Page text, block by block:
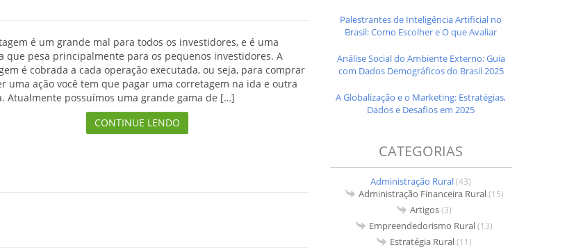
é um grande mal para todos os investidores, e é uma
que pesa principalmente para os pequenos investidores. A
é cobrada a cada operação executada, ou seja, para comprar
uma ação você tem que pagar uma corretagem na ida e outra
Atualmente possuímos uma grande gama de […]
CONTINUE LENDO
Palestrantes de Inteligência Artificial no
Brasil: Como Escolher e O que Avaliar
Análise Social do Ambiente Externo: Guia
com Dados Demográficos do Brasil 2025
A Globalização e o Marketing: Estratégias,
Dados e Desafios em 2025
CATEGORIAS
Administração Rural(43)
Administração Financeira Rural(15)
Artigos(3)
Empreendedorismo Rural(13)
Estratégia Rural(11)